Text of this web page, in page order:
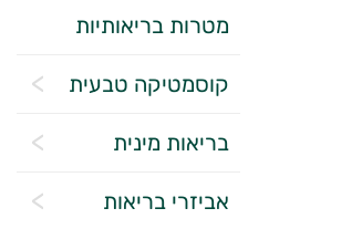
מטרות בריאותיות
קוסמטיקה טבעית
בריאות מינית
אביזרי בריאות